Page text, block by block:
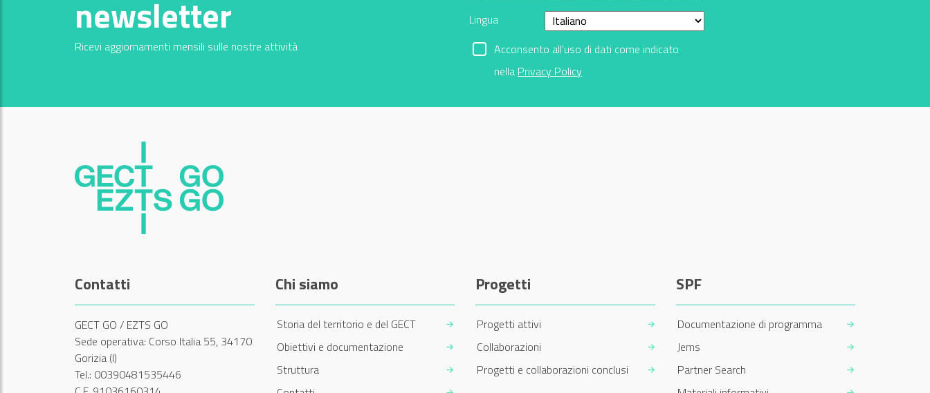
newsletter
Ricevi aggiornamenti mensili sulle nostre attività
Lingua
Acconsento all'uso di dati come indicato
nella Privacy Policy
Contatti
GECT GO / EZTS GO
Sede operativa: Corso Italia 55, 34170
Gorizia (I)
Tel.: 00390481535446
Chi siamo
Storia del territorio e del GECT
Obiettivi e documentazione
Struttura
Progetti
Progetti attivi
Collaborazioni
Progetti e collaborazioni conclusi
SPF
Documentazione di programma
Jems
Partner Search